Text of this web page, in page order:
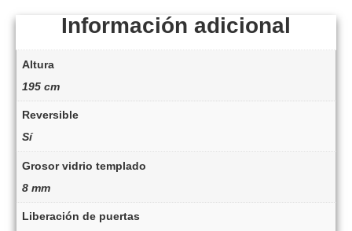
Información adicional
Altura
195 cm
Reversible
Sí
Grosor vidrio templado
8 mm
Liberación de puertas